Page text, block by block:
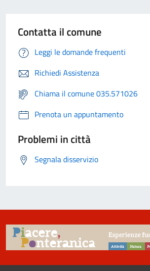
Contatta il comune
Leggi le domande frequenti
Richiedi Assistenza
Chiama il comune 035.571026
Prenota un appuntamento
Problemi in città
Segnala disservizio